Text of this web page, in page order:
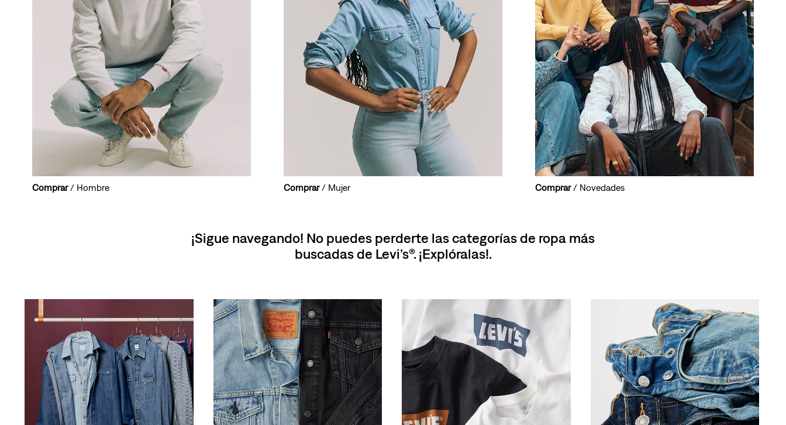
Comprar/ Hombre Comprar/ Mujer Comprar/ Novedades
¡Sigue navegando! No puedes perderte las categorías de ropa más
buscadas de Levi’s®. ¡Explóralas!.
501 mujer